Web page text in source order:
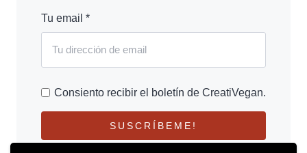
Tu email *
Consiento recibir el boletín de CreatiVegan.
SUSCRÍBEME!